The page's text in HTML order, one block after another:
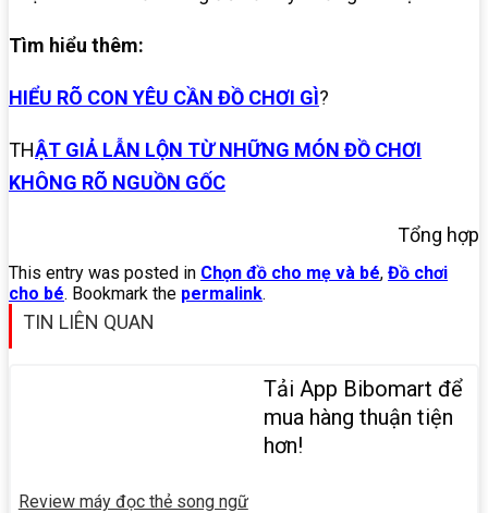
Tìm hiểu thêm:
HIỂU RÕ CON YÊU CẦN ĐỒ CHƠI GÌ?
THẬT GIẢ LẪN LỘN TỪ NHỮNG MÓN ĐỒ CHƠI
KHÔNG RÕ NGUỒN GỐC
Tổng hợp
This entry was posted in Chọn đồ cho mẹ và bé, Đồ chơi
cho bé. Bookmark the permalink.
TIN LIÊN QUAN
Review máy đọc thẻ song ngữ
Tải App Bibomart để
mua hàng thuận tiện
hơn!